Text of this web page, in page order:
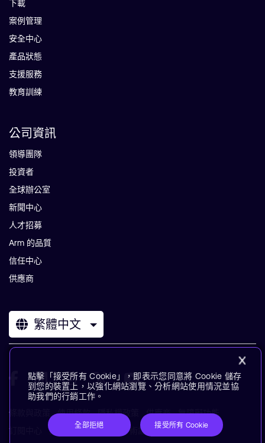
下載
案例管理
安全中心
產品狀態
支援服務
教育訓練
公司資訊
領導團隊
投資者
全球辦公室
新聞中心
人才招募
Arm 的品質
信任中心
供應商
繁體中文
條款與政策 使用條款 隱私權政策 供應商
無障礙功能
訂閱中心
商標 現代奴役聲明 術語表
點擊「接受所有 Cookie」，即表示您同意將 Cookie 儲存
到您的裝置上，以強化網站瀏覽、分析網站使用情況並協
助我們的行銷工作。
全部拒絕 接受所有 Cookie